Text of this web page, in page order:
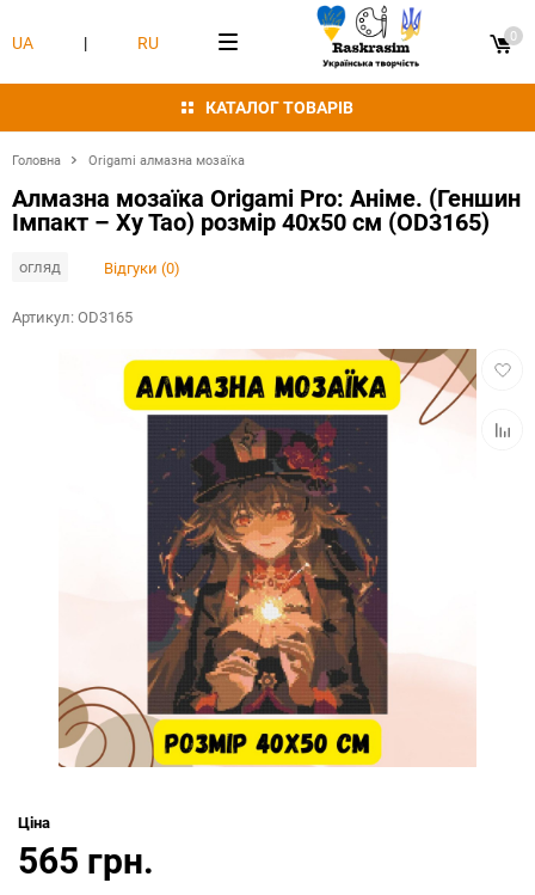
КАТАЛОГ ТОВАРІВ
UA | RU 0
Головна Origami алмазна мозаїка
Алмазна мозаїка Origami Pro: Аніме. (Геншин
Імпакт – Ху Тао) розмір 40x50 см (OD3165)
огляд Відгуки (0)
Артикул:OD3165
Ціна
565 грн.